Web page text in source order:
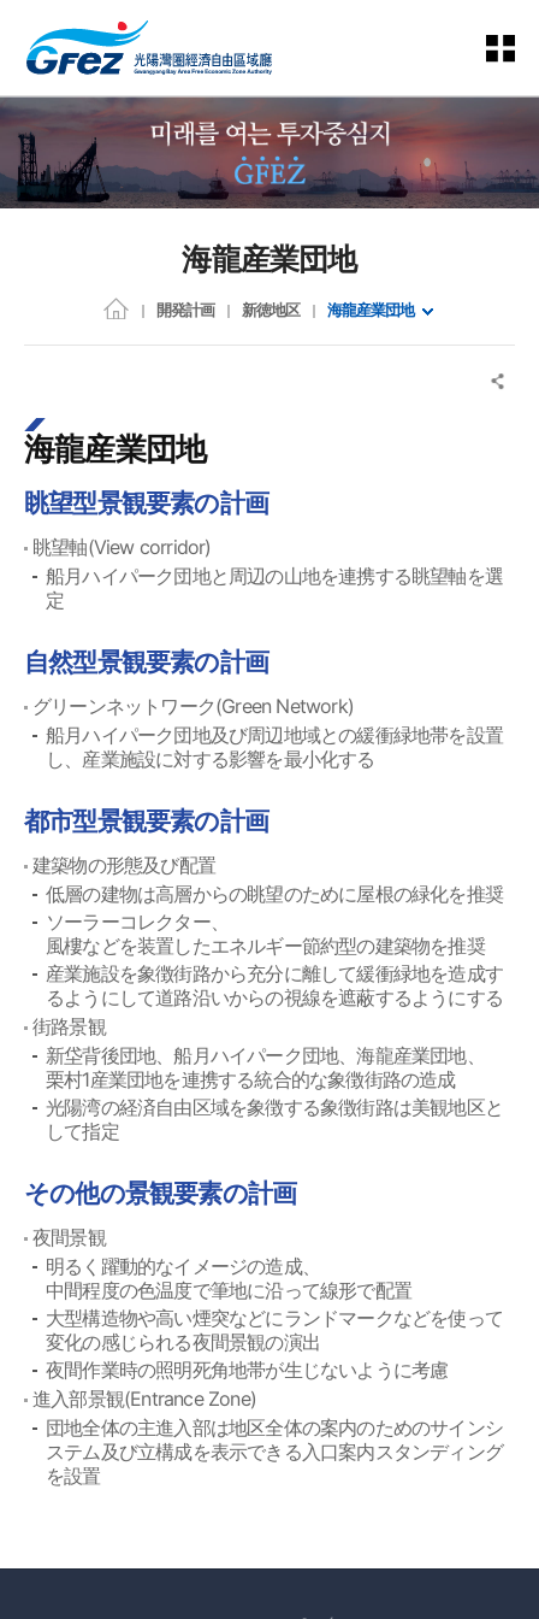
海龍産業団地
開発計画 新徳地区 海龍産業団地
海龍産業団地
眺望型景観要素の計画
眺望軸(View corridor)
船月ハイパーク団地と周辺の山地を連携する眺望軸を選
定
自然型景観要素の計画
グリーンネットワーク(Green Network)
船月ハイパーク団地及び周辺地域との緩衝緑地帯を設置
し、産業施設に対する影響を最小化する
都市型景観要素の計画
建築物の形態及び配置
低層の建物は高層からの眺望のために屋根の緑化を推奨
ソーラーコレクター、
風樓などを装置したエネルギー節約型の建築物を推奨
産業施設を象徴街路から充分に離して緩衝緑地を造成す
るようにして道路沿いからの視線を遮蔽するようにする
街路景観
新垈背後団地、船月ハイパーク団地、海龍産業団地、
栗村1産業団地を連携する統合的な象徴街路の造成
光陽湾の経済自由区域を象徴する象徴街路は美観地区と
して指定
その他の景観要素の計画
夜間景観
明るく躍動的なイメージの造成、
中間程度の色温度で筆地に沿って線形で配置
大型構造物や高い煙突などにランドマークなどを使って
変化の感じられる夜間景観の演出
夜間作業時の照明死角地帯が生じないように考慮
進入部景観(Entrance Zone)
団地全体の主進入部は地区全体の案内のためのサインシ
ステム及び立構成を表示できる入口案内スタンディング
を設置